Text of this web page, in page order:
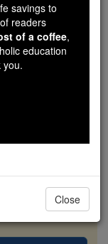
you,
delivered
2.2
In an age
form
Christ.
$5 — the
formation
Stand
savings to
readers
of a coffee,
education
you.
Close